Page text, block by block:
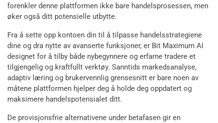
forenkler denne plattformen ikke bare handelsprosessen, men
øker også ditt potensielle utbytte.
Fra å sette opp kontoen din til å tilpasse handelsstrategiene
dine og dra nytte av avanserte funksjoner, er Bit Maximum AI
designet for å tilby både nybegynnere og erfarne tradere et
tilgjengelig og kraftfullt verktøy. Sanntids markedsanalyse,
adaptiv læring og brukervennlig grensesnitt er bare noen av
måtene plattformen hjelper deg å holde deg oppdatert og
maksimere handelspotensialet ditt.
De provisjonsfrie alternativene under betafasen gir en